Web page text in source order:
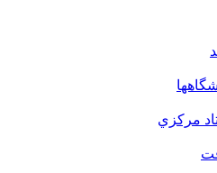
مرکزي